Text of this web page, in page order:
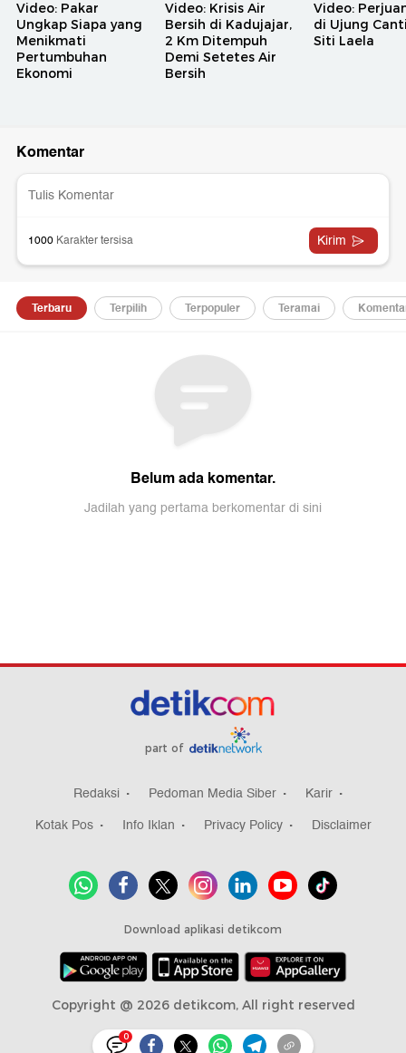
Video: Pakar
Ungkap Siapa yang
Menikmati
Pertumbuhan
Ekonomi
Video: Krisis Air
Bersih di Kadujajar,
2 Km Ditempuh
Demi Setetes Air
Bersih
Video:
di Ujung
Siti Laela
0
part of
Redaksi Pedoman Media Siber
Karir
Kotak Pos
Info Iklan Privacy Policy Disclaimer
Download aplikasi detikcom
Copyright @ 2026 detikcom, All right reserved